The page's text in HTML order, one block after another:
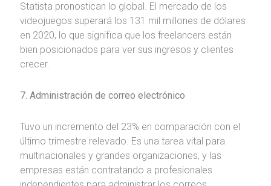
Statista pronostican lo global. El mercado de los
videojuegos superará los 131 mil millones de dólares
en 2020, lo que significa que los freelancers están
bien posicionados para ver sus ingresos y clientes
crecer.
7. Administración de correo electrónico
Tuvo un incremento del 23% en comparación con el
último trimestre relevado. Es una tarea vital para
multinacionales y grandes organizaciones, y las
empresas están contratando a profesionales